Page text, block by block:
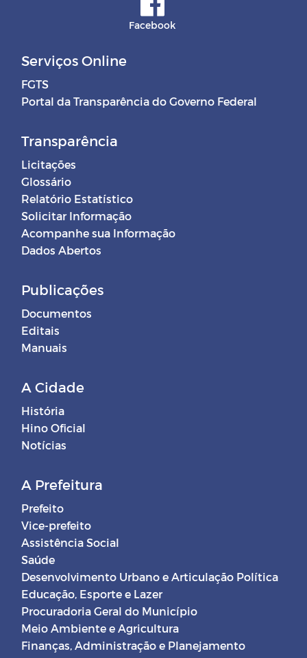
Facebook
Serviços Online
FGTS
Portal da Transparência do Governo Federal
Transparência
Licitações
Glossário
Relatório Estatístico
Solicitar Informação
Acompanhe sua Informação
Dados Abertos
Publicações
Documentos
Editais
Manuais
A Cidade
História
Hino Oficial
Notícias
A Prefeitura
Prefeito
Vice-prefeito
Assistência Social
Saúde
Desenvolvimento Urbano e Articulação Política
Educação, Esporte e Lazer
Procuradoria Geral do Município
Meio Ambiente e Agricultura
Finanças, Administração e Planejamento